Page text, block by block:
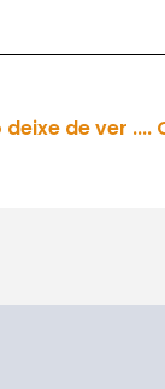
deixe de ver